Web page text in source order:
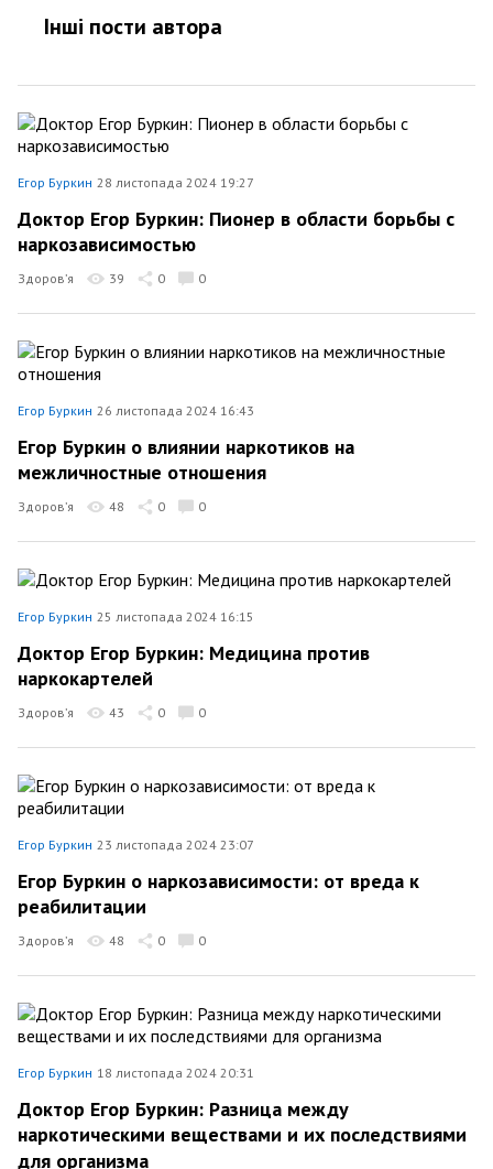
Інші пости автора
Егор Буркин 28 листопада 2024 19:27
Доктор Егор Буркин: Пионер в области борьбы с
наркозависимостью
Здоров’я 39 0 0
Егор Буркин 26 листопада 2024 16:43
Егор Буркин о влиянии наркотиков на
межличностные отношения
Здоров’я 48 0 0
Егор Буркин 25 листопада 2024 16:15
Доктор Егор Буркин: Медицина против
наркокартелей
Здоров’я 43 0 0
Егор Буркин 23 листопада 2024 23:07
Егор Буркин о наркозависимости: от вреда к
реабилитации
Здоров’я 48 0 0
Егор Буркин 18 листопада 2024 20:31
Доктор Егор Буркин: Разница между
наркотическими веществами и их последствиями
для организма